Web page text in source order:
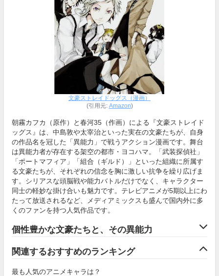
文豪ストレイドッグス（漫画）
(引用元: Amazon)
朝霧カフカ（原作）と春河35（作画）による『文豪ストレイド
ッグス』は、中島敦や太宰治といった実在の文豪たちが、自身
の作品名を冠した「異能力」で戦うアクション漫画です。舞台
は異能力者が存在する架空の都市・ヨコハマ。「武装探偵社」
「ポートマフィア」「組合（ギルド）」といった組織に所属す
る文豪たちが、それぞれの信念を胸に激しい抗争を繰り広げま
す。シリアスな頭脳戦や能力バトルだけでなく、キャラクター
同士の軽妙な掛け合いも魅力です。テレビアニメが5期以上にわ
たって放送されるなど、メディアミックスも盛んで国内外に多
くのファンを持つ人気作品です。
個性豊かな文豪たちと、その異能力
関連するおすすめのランキング
最も人気のアニメキャラは？